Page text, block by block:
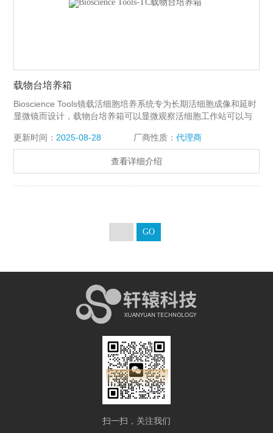
载物台培养箱
Bioscience Tools镜载活细胞培养系统专为长期活细胞成像和延时
显微镜而设计，载物台培养箱可以显微观察活细胞工作站可以与
换，加热盖可防止冷凝并控制气体环境。内置多个端口，用于管
道和附件、探头和传感器。适用于所有品牌的电动载物台和K型载
物台。整个底部是开放的，显微镜物镜可通过进入。连接温度控
更新时间： 2025-08-28 厂商性质： 代理商
查看详细介绍
扫一扫，关注我们